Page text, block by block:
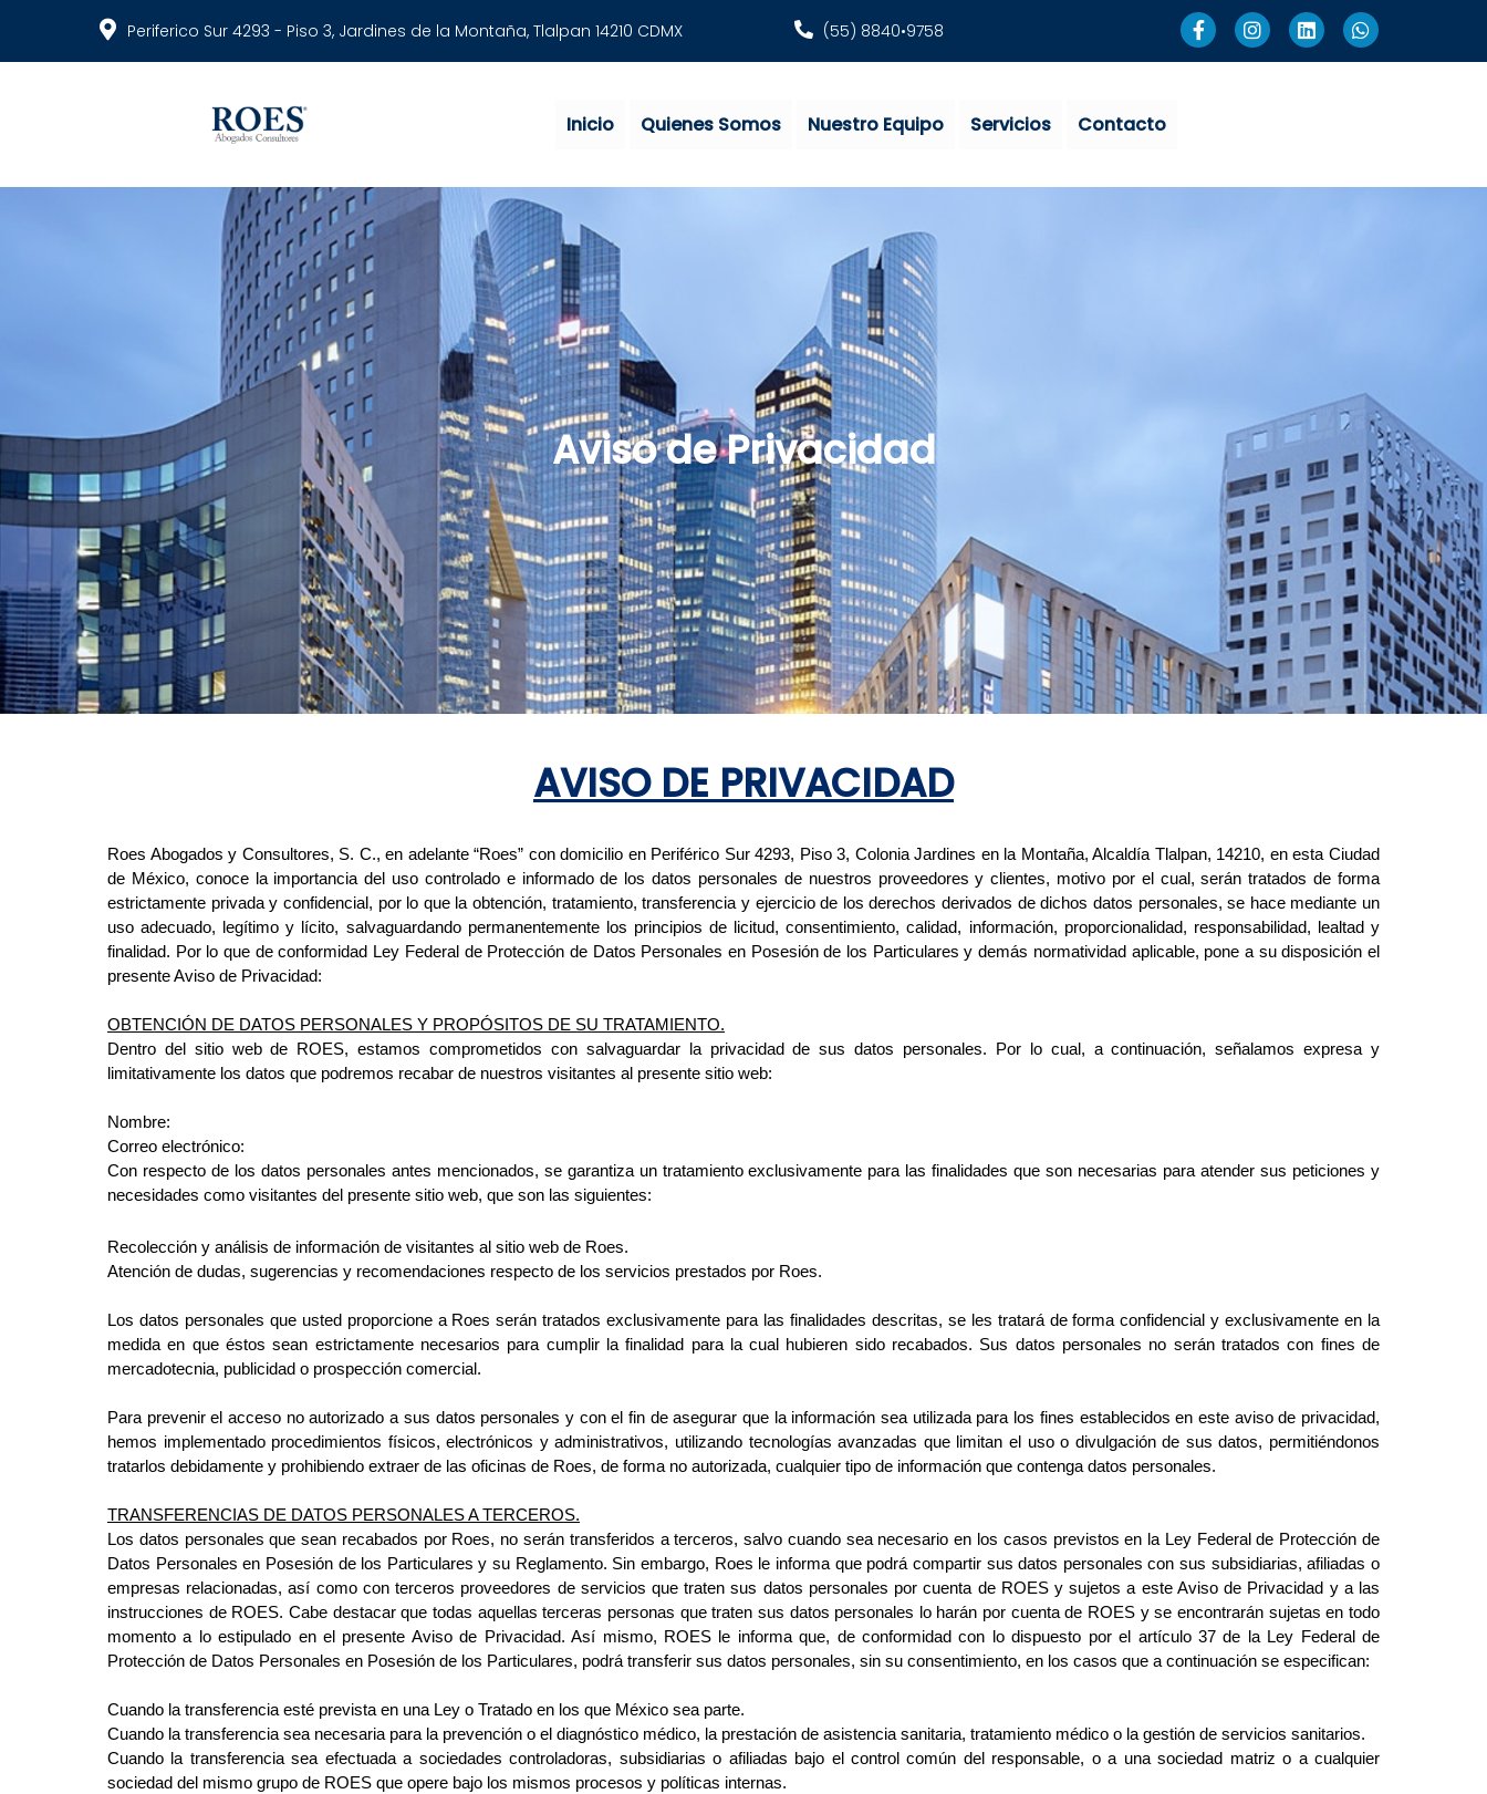
Periferico Sur 4293 - Piso 3, Jardines de la Montaña, Tlalpan 14210 CDMX (55) 8840•9758
Inicio Quienes Somos Nuestro Equipo Servicios Contacto
Aviso de Privacidad
AVISO DE PRIVACIDAD
Roes Abogados y Consultores, S. C., en adelante “Roes” con domicilio en Periférico Sur 4293, Piso 3, Colonia Jardines en la Montaña, Alcaldía Tlalpan, 14210, en esta Ciudad
de México, conoce la importancia del uso controlado e informado de los datos personales de nuestros proveedores y clientes, motivo por el cual, serán tratados de forma
estrictamente privada y confidencial, por lo que la obtención, tratamiento, transferencia y ejercicio de los derechos derivados de dichos datos personales, se hace mediante un
uso adecuado, legítimo y lícito, salvaguardando permanentemente los principios de licitud, consentimiento, calidad, información, proporcionalidad, responsabilidad, lealtad y
finalidad. Por lo que de conformidad Ley Federal de Protección de Datos Personales en Posesión de los Particulares y demás normatividad aplicable, pone a su disposición el
presente Aviso de Privacidad:
OBTENCIÓN DE DATOS PERSONALES Y PROPÓSITOS DE SU TRATAMIENTO.
Dentro del sitio web de ROES, estamos comprometidos con salvaguardar la privacidad de sus datos personales. Por lo cual, a continuación, señalamos expresa y
limitativamente los datos que podremos recabar de nuestros visitantes al presente sitio web:
Nombre:
Correo electrónico:
Con respecto de los datos personales antes mencionados, se garantiza un tratamiento exclusivamente para las finalidades que son necesarias para atender sus peticiones y
necesidades como visitantes del presente sitio web, que son las siguientes:
Recolección y análisis de información de visitantes al sitio web de Roes.
Atención de dudas, sugerencias y recomendaciones respecto de los servicios prestados por Roes.
Los datos personales que usted proporcione a Roes serán tratados exclusivamente para las finalidades descritas, se les tratará de forma confidencial y exclusivamente en la
medida en que éstos sean estrictamente necesarios para cumplir la finalidad para la cual hubieren sido recabados. Sus datos personales no serán tratados con fines de
mercadotecnia, publicidad o prospección comercial.
Para prevenir el acceso no autorizado a sus datos personales y con el fin de asegurar que la información sea utilizada para los fines establecidos en este aviso de privacidad,
hemos implementado procedimientos físicos, electrónicos y administrativos, utilizando tecnologíasavanzadas que limitan el uso o divulgación de sus datos, permitiéndonos
tratarlos debidamente y prohibiendo extraer de las oficinas de Roes, de forma no autorizada, cualquier tipo de información que contenga datos personales.
TRANSFERENCIAS DE DATOS PERSONALES A TERCEROS.
Los datos personales que sean recabados por Roes, no serán transferidos a terceros, salvo cuando sea necesario en los casos previstos en la Ley Federal de Protección de
Datos Personales en Posesión de los Particulares y su Reglamento. Sin embargo, Roes le informa que podrá compartir sus datos personales con sus subsidiarias, afiliadas o
empresas relacionadas, así como con terceros proveedores de servicios que traten sus datos personales por cuenta de ROES y sujetos a este Aviso de Privacidad y a las
instrucciones de ROES. Cabe destacar que todas aquellas terceras personas que traten sus datos personales lo harán por cuenta de ROES y se encontrarán sujetas en todo
momento a lo estipulado en el presente Aviso de Privacidad. Así mismo, ROES le informa que, de conformidad con lo dispuesto por el artículo 37 de la Ley Federal de
Protección de Datos Personales en Posesión de los Particulares, podrá transferir sus datos personales, sin su consentimiento, en los casos que a continuación se especifican:
Cuando la transferencia esté prevista en una Ley o Tratado en los que México sea parte.
Cuando la transferencia sea necesaria para la prevención o el diagnóstico médico, la prestación de asistencia sanitaria, tratamiento médico o la gestión de servicios sanitarios.
Cuando la transferencia sea efectuada a sociedades controladoras, subsidiarias o afiliadas bajo el control común del responsable, o a una sociedad matriz o a cualquier
sociedad del mismo grupo de ROES que opere bajo los mismos procesos y políticas internas.